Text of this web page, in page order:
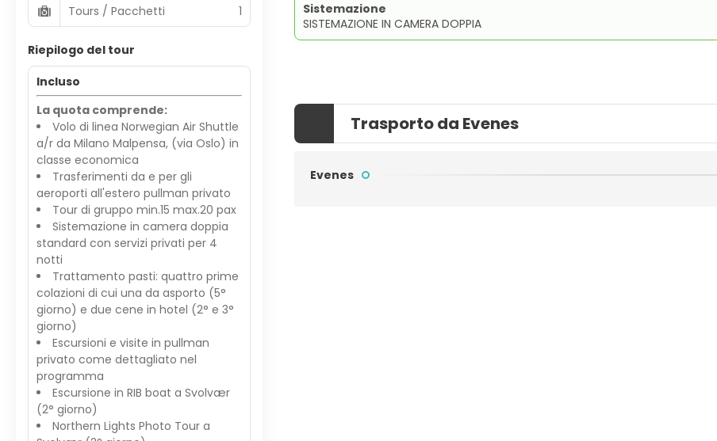
Sistemazione
SISTEMAZIONE IN CAMERA DOPPIA
Trasporto da Evenes
Evenes
Tours / Pacchetti 1
Riepilogo del tour
Incluso
La quota comprende:
Volo di linea Norwegian Air Shuttle
a/r da Milano Malpensa, (via Oslo) in
classe economica
Trasferimenti da e per gli
aeroporti all'estero pullman privato
Tour di gruppo min.15 max.20 pax
Sistemazione in camera doppia
standard con servizi privati per 4
notti
Trattamento pasti: quattro prime
colazioni di cui una da asporto (5°
giorno) e due cene in hotel (2° e 3°
giorno)
Escursioni e visite in pullman
privato come dettagliato nel
programma
Escursione in RIB boat a Svolvær
(2° giorno)
Northern Lights Photo Tour a